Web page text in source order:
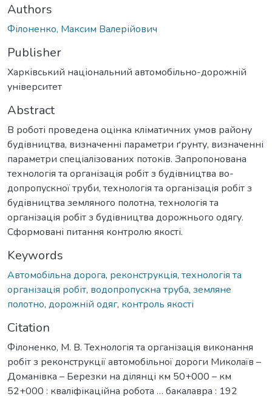
Authors
Філоненко, Максим Валерійович
Publisher
Харківський національний автомобільно-дорожній
університет
Abstract
В роботі проведена оцінка кліматичних умов району
будівництва, визначенні параметри ґрунту, визначенні
параметри спеціалізованих потоків. Запропонована
технологія та організація робіт з будівництва во-
допропускної труби, технологія та організація робіт з
будівництва земляного полотна, технологія та
організація робіт з будівництва дорожнього одягу.
Сформовані питання контролю якості.
Keywords
Автомобільна дорога, реконструкція, технологія та
організація робіт, водопропускна труба, земляне
полотно, дорожній одяг, контроль якості
Citation
Філоненко, М. В. Технологія та організація виконання
робіт з реконструкції автомобільної дороги Миколаїв –
Доманівка – Березки на ділянці км 50+000 – км
52+000 : кваліфікаційна робота … бакалавра : 192